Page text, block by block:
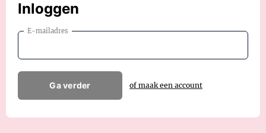
Inloggen
E-mailadres
Ga verder of maak een account